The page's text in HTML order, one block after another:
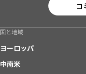
コ
国と地域
ヨーロッパ
中南米